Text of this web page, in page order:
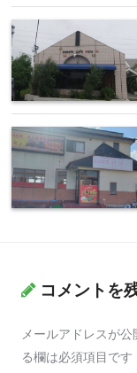
コメントを
メールアドレスが公
る欄は必須項目です